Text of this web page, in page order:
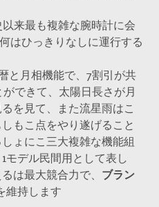
来最も複雑な腕時計に会
はひっきりなしに運行する
と月相機能で、7割引が共
できて、太陽日長さが月
を見て、また流星雨はこ
もこ点をやり遂げること
ょにこ三大複雑な機能組
モデル民間用として表し
は最大競合力で、 ブラン
維持します